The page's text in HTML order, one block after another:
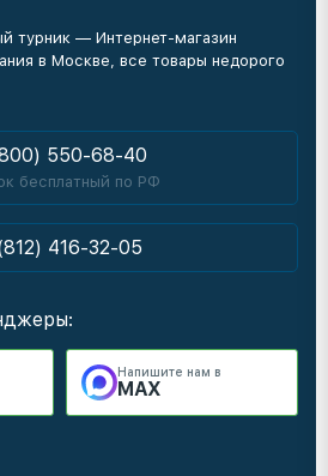
турник — Интернет-магазин
в Москве, все товары недорого
550-68-40
бесплатный по РФ
416-32-05
Напишите нам в
MAX